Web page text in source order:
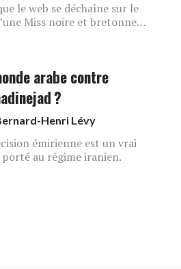
le web se déchaîne sur le
Miss noire et bretonne…
arabe contre
?
Henri Lévy
émirienne est un vrai
au régime iranien.